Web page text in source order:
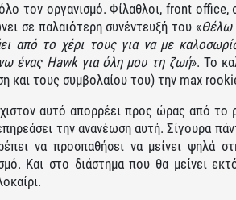
τον οργανισμό. Φίλαθλοι, front office,
σε παλαιότερη συνέντευξή του «Θέλω
από το χέρι τους για να με
ένας Hawk για όλη μου τη ζωή». Το
και τους συμβολαίου του) την max
αυτό απορρέει προς ώρας από
την ανανέωση αυτή. Σίγουρα
να προσπαθήσει να μείνει ψηλά
Και στο διάστημα που θα μείνει